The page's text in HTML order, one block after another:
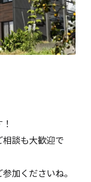
談も大歓迎で
加くださいね。